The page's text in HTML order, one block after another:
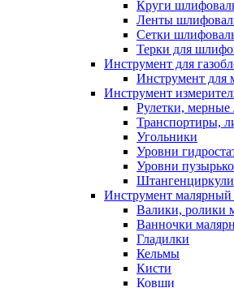
Круги
Ленты
Сетки
Терки для
Инструмент для
Инструмент для
Инструмент
Рулетки, мерные
Транспортиры,
Угольники
Уровни
Уровни
Штангенциркули
Инструмент
Валики, ролики
Ванночки
Гладилки
Кельмы
Кисти
Ковши